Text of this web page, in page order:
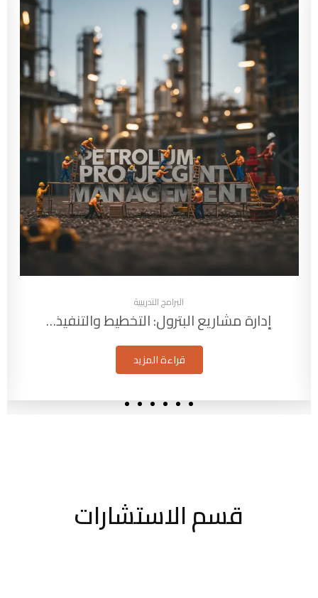
البرامج التدريبية
التقييم البيئي الاستراتيجي (SEA): أداة…
قراءة المزيد
قسم الاستشارات